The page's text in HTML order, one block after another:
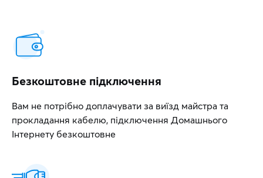
Безкоштовне підключення
Вам не потрібно доплачувати за виїзд майстра та
прокладання кабелю, підключення Домашнього
Інтернету безкоштовне